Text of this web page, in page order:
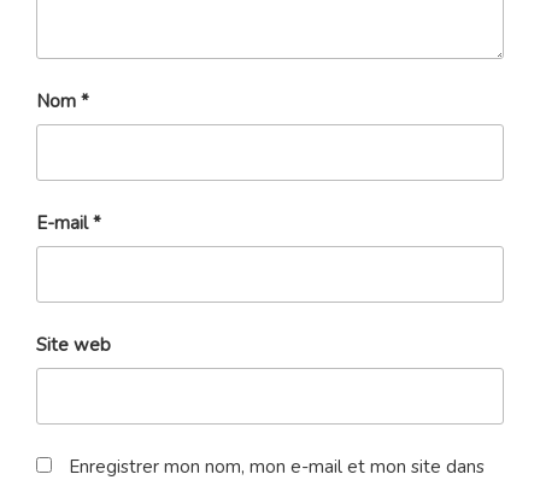
Nom *
E-mail*
Site web
Enregistrer mon nom, mon e-mail et mon site dans